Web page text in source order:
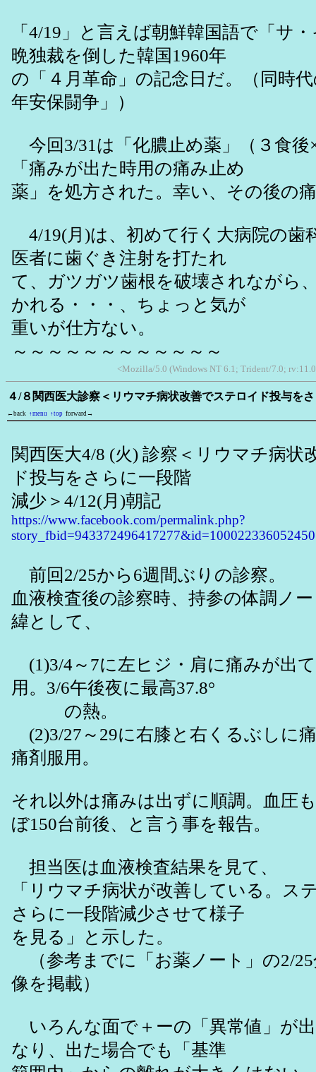
「4/19」と言えば朝鮮韓国語で「サ
晩独裁を倒した韓国1960年
の「４月革命」の記念日だ。（同時
年安保闘争」）
今回3/31は「化膿止め薬」（３食後
「痛みが出た時用の痛み止め
薬」を処方された。幸い、その後の
4/19(月)は、初めて行く大病院の歯
医者に歯ぐき注射を打たれ
て、ガツガツ歯根を破壊されながら
かれる・・・、ちょっと気が
重いが仕方ない。
～～～～～～～～～～～～
<Mozilla/5.0 (Windows NT 6.1; Trident/7.0;
４/８関西医大診察＜リウマチ病状改善でステロイド投与を
←back ↑menu ↑top forward→
関西医大4/8 (火) 診察＜リウマチ病状
ド投与をさらに一段階
減少＞4/12(月)朝記
https://www.facebook.com/permalink.php?
story_fbid=943372496417277&id=100022336052450
前回2/25から6週間ぶりの診察。
血液検査後の診察時、持参の体調ノ
緯として、
(1)3/4～7に左ヒジ・肩に痛みが出
用。3/6午後夜に最高37.8°
の熱。
(2)3/27～29に右膝と右くるぶしに
痛剤服用。
それ以外は痛みは出ずに順調。血圧
ぼ150台前後、と言う事を報告。
担当医は血液検査結果を見て、
「リウマチ病状が改善している。ス
さらに一段階減少させて様子
を見る」と示した。
（参考までに「お薬ノート」の2/
像を掲載）
いろんな面で＋ーの「異常値」が
なり、出た場合でも「基準